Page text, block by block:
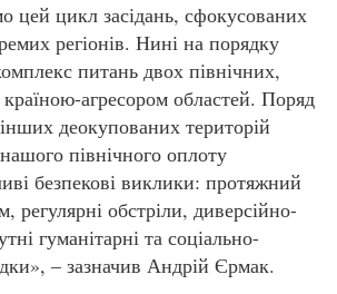
цей цикл засідань, сфокусованих
регіонів. Нині на порядку
питань двох північних,
агресором областей. Поряд
деокупованих територій
північного оплоту
безпекові виклики: протяжний
регулярні обстріли, диверсійно-
гуманітарні та соціально-
– зазначив Андрій Єрмак.